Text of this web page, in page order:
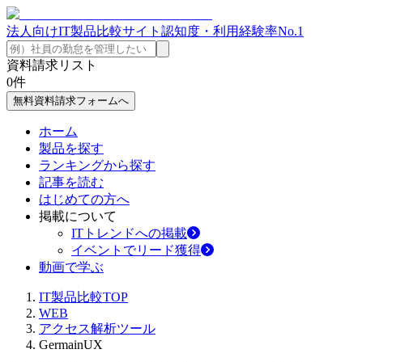
法人向けIT製品比較サイト 認知度・利用経験率No.1
資料請求リスト
0件
無料資料請求フォームへ
ホーム
製品を探す
ランキングから探す
記事を読む
はじめての方へ
掲載について
ITトレンドへの掲載
イベントでリード獲得
動画で学ぶ
IT製品比較TOP
WEB
アクセス解析ツール
GermainUX